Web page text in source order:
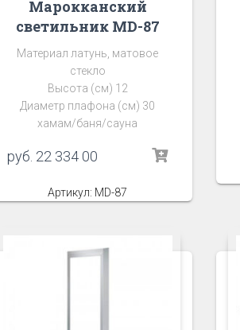
Марокканский
светильник MD-87
Материал латунь, матовое
стекло
Высота (см) 12
Диаметр плафона (см) 30
хамам/баня/сауна
руб. 22 334 00
Артикул: MD-87